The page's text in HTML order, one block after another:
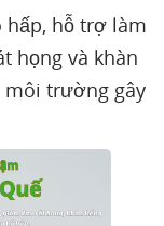
hấp, hỗ trợ làm
họng và khàn
môi trường gây